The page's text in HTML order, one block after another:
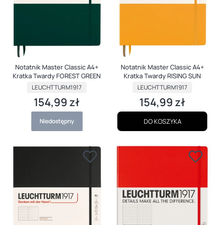
Notatnik Master Classic A4+
Kratka Twardy FOREST GREEN
PRODUCENT
LEUCHTTURM1917
Cena
154,99 zł
Niedostępny
Notatnik Master Classic A4+
Kratka Twardy RISING SUN
PRODUCENT
LEUCHTTURM1917
Cena
154,99 zł
DO KOSZYKA